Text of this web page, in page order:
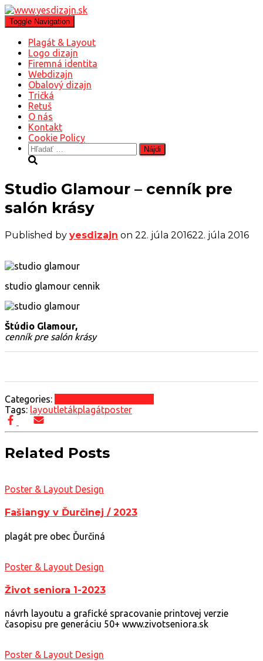
Toggle Navigation
Plagát & Layout
Logo dizajn
Firemná identita
Webdizajn
Obalový dizajn
Tričká
Retuš
O nás
Kontakt
Cookie Policy
Hľadať:
Studio Glamour – cenník pre
salón krásy
Published by yesdizajn on 22. júla 201622. júla 2016
studio glamour cennik
Štúdio Glamour,
cenník pre salón krásy
Categories:
Tags: layoutletákplagátposter
Related Posts
Poster & Layout Design
Fašiangy v Ďurčinej / 2023
plagát pre obec Ďurčiná
Poster & Layout Design
Život seniora 1-2023
návrh layoutu a grafické spracovanie printovej verzie
časopisu pre generáciu 50+ www.zivotseniora.sk
Poster & Layout Design